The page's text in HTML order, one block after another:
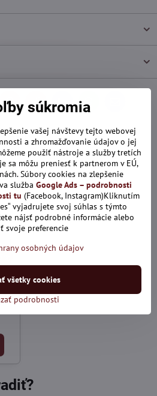
PinterestReddit LinkedInWhatsApp
súkromia
vašej návštevy tejto webovej
a zhromažďovanie údajov o jej
použiť nástroje a služby tretích
sa môžu preniesť k partnerom v EÚ,
Súbory cookies na zlepšenie
služba Google Ads – podrobnosti
tu (Facebook, Instagram)Kliknutím
vyjadrujete svoj súhlas s týmto
nájsť podrobné informácie alebo
svoje preferencie
osobných údajov
podrobnosti
všetky cookies